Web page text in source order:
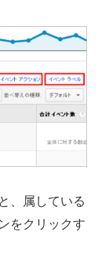
、属している
をクリックす